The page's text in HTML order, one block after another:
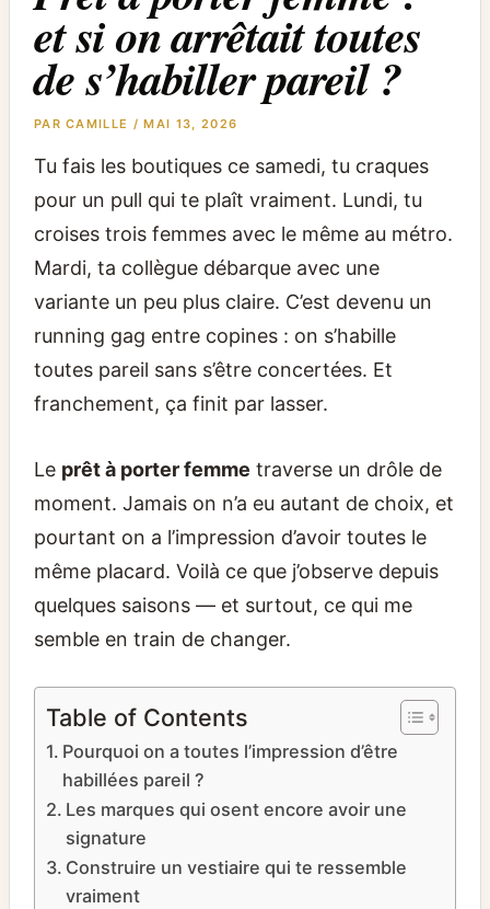
et si on arrêtait toutes
de s’habiller pareil ?
PARCAMILLE /MAI 13, 2026
Tu fais les boutiques ce samedi, tu craques
pour un pull qui te plaît vraiment. Lundi, tu
croises trois femmes avec le même au métro.
Mardi, ta collègue débarque avec une
variante un peu plus claire. C’est devenu un
running gag entre copines : on s’habille
toutes pareil sans s’être concertées. Et
franchement, ça finit par lasser.
Le prêt à porter femme traverse un drôle de
moment. Jamais on n’a eu autant de choix, et
pourtant on a l’impression d’avoir toutes le
même placard. Voilà ce que j’observe depuis
quelques saisons — et surtout, ce qui me
semble en train de changer.
Table of Contents
Pourquoi on a toutes l’impression d’être
habillées pareil ?
Les marques qui osent encore avoir une
signature
Construire un vestiaire qui te ressemble
vraiment